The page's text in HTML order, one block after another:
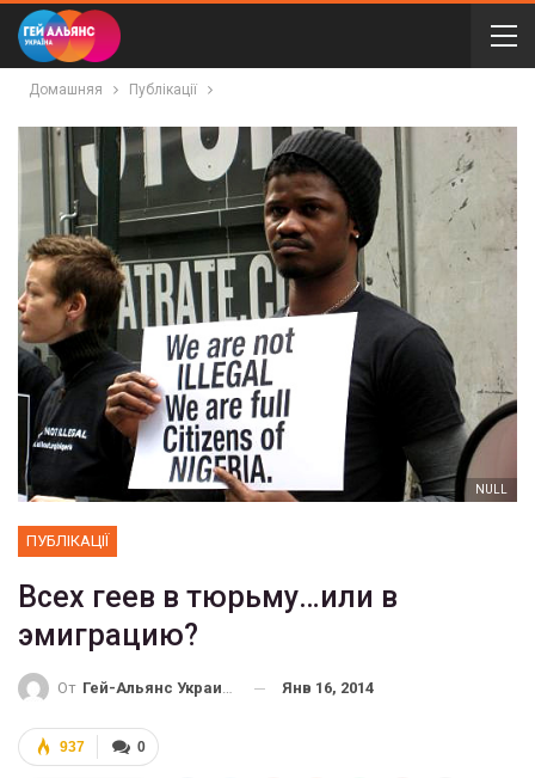
Домашняя Публікації
NULL
ПУБЛІКАЦІЇ
Всех геев в тюрьму…или в
эмиграцию?
От Гей-Альянс Украина Янв 16, 2014
0
937